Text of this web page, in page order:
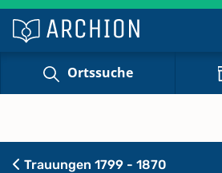
Ortssuche
Trauungen 1799 - 1870